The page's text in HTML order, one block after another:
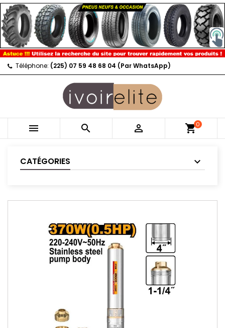
Téléphone: (225) 07 59 48 68 04 (Par WhatsApp)
   shopping_cart0
CATÉGORIES